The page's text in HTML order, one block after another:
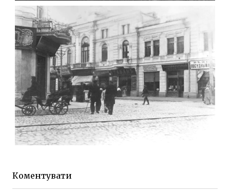
Фото Житомира період
до 1917 року
Leave a comment
ЖИТОМИР МИХАЙЛІВСЬКА 1903 РОКУ
Коментувати